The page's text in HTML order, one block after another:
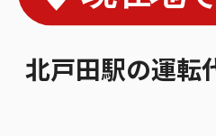
北戸田駅の運転